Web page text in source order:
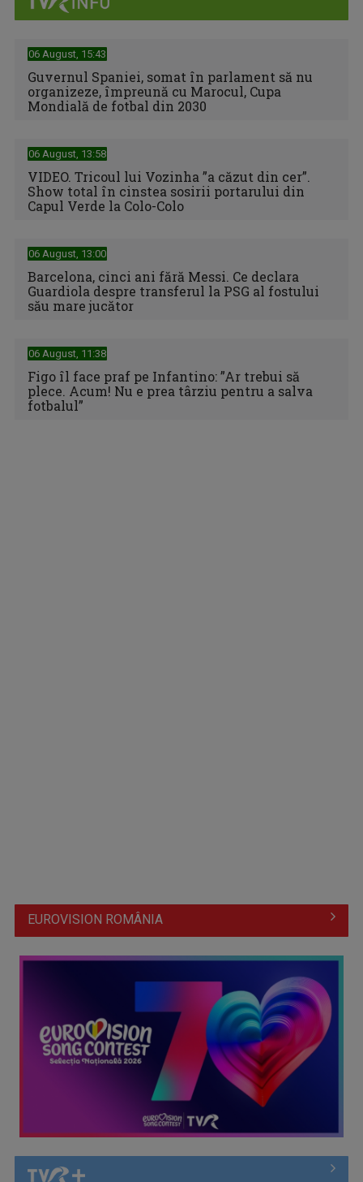
Format extins și șase reprezentative deja calificate pentru
Spania cucerește al doilea titlu mondial din istorie după o
finală dramatică ...
Argentina se califică în finala Cupei Mondiale după o
06 August, 15:43
Guvernul Spaniei, somat în parlament să nu
organizeze, împreună cu Marocul, Cupa
Mondială de fotbal din 2030
06 August, 13:58
VIDEO. Tricoul lui Vozinha ”a căzut din cer”.
Show total în cinstea sosirii portarului din
Capul Verde la Colo-Colo
06 August, 13:00
Barcelona, cinci ani fără Messi. Ce declara
Guardiola despre transferul la PSG al fostului
său mare jucător
06 August, 11:38
Figo îl face praf pe Infantino: ”Ar trebui să
plece. Acum! Nu e prea târziu pentru a salva
fotbalul”
EUROVISION ROMÂNIA